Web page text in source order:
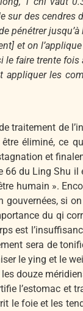
sur des
pénétrer
et on
faire trente fois
appliquer les
traitement de
éliminé, ce
et
du Ling Shu
humain ».
si
du qi
est
sera de
le ying et le
douze
l’estomac et
le foie et les